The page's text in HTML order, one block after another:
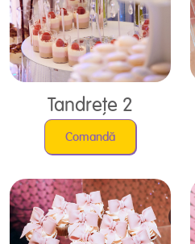
Tandrețe 2
Comandă